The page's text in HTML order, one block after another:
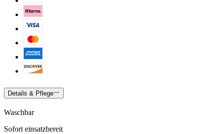
Details & Pflege
Waschbar
Sofort einsatzbereit